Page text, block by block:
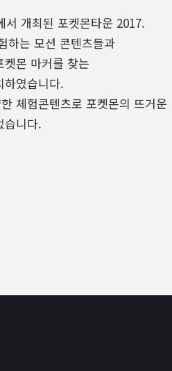
서 개최된 포켓몬타운 2017.
하는 모션 콘텐츠들과
몬 마커를 찾는
하였습니다.
체험콘텐츠로 포켓몬의 뜨거운
습니다.